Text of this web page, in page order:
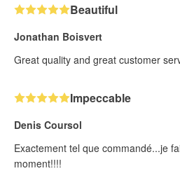
Beautiful
Jonathan Boisvert
Great quality and great customer
Impeccable
Denis Coursol
Exactement tel que commandé...je
moment!!!!